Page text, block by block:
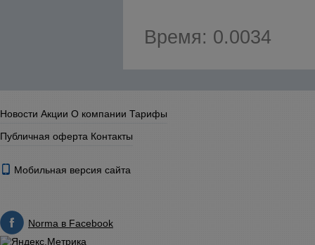
Время: 0.0034
Новости Акции О компании Тарифы
Публичная оферта Контакты
Мобильная версия сайта
Norma в Facebook